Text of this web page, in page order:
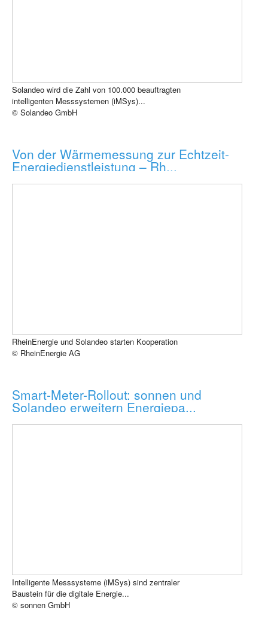
Solandeo wird die Zahl von 100.000 beauftragten
intelligenten Messsystemen (iMSys)...
© Solandeo GmbH
Von der Wärmemessung zur Echtzeit-
Energiedienstleistung – Rh...
RheinEnergie und Solandeo starten Kooperation
© RheinEnergie AG
Smart-Meter-Rollout: sonnen und
Solandeo erweitern Energiepa...
Intelligente Messsysteme (iMSys) sind zentraler
Baustein für die digitale Energie...
© sonnen GmbH